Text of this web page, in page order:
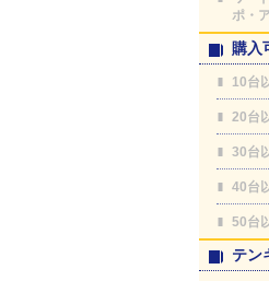
ポ・
購入
10台
20台
30台
40台
50台
テン